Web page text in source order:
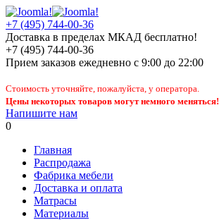
+7 (495) 744-00-36
Доставка в пределах МКАД бесплатно!
+7 (495) 744-00-36
Прием заказов ежедневно с 9:00 до 22:00
Стоимость уточняйте, пожалуйста, у оператора.
Цены некоторых товаров могут немного меняться!
Напишите нам
0
Главная
Распродажа
Фабрика мебели
Доставка и оплата
Матрасы
Материалы